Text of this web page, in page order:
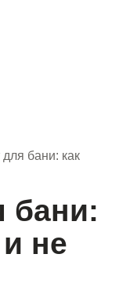
для бани: как
бани:
не